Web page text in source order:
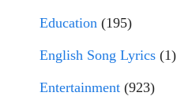
Education (195)
English Song Lyrics (1)
Entertainment (923)